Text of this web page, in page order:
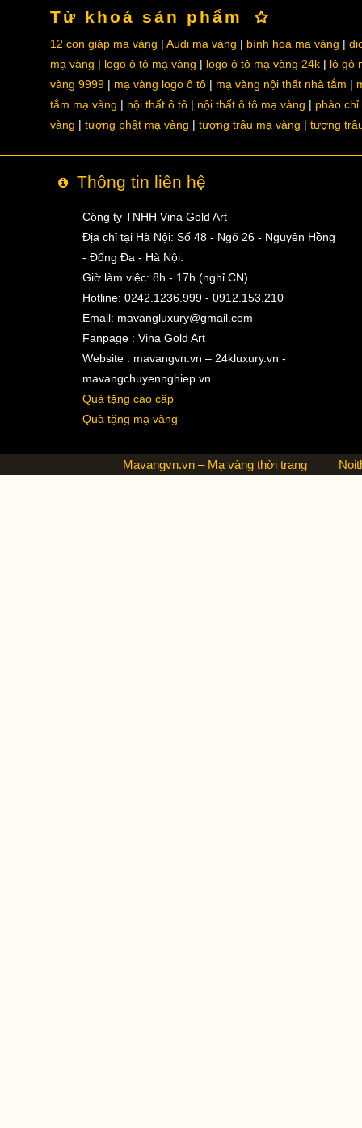
Từ khoá sản phẩm
12 con giáp mạ vàng Audi mạ vàng bình hoa mạ vàng
mạ vàng
logo ô tô mạ vàng logo ô tô mạ vàng 24k
lô gô
vàng 9999
mạ vàng logo ô tô mạ vàng nội thất nhà tắm
tắm mạ vàng
nội thất ô tô nội thất ô tô mạ vàng
phào chỉ
vàng
tượng phật mạ vàng tượng trâu mạ vàng tượng
Thông tin liên hệ
Công ty TNHH Vina Gold Art
Địa chỉ tại Hà Nội: Số 48 - Ngõ 26 - Nguyên Hồng
- Đống Đa - Hà Nội.
Giờ làm việc: 8h - 17h (nghỉ CN)
Hotline: 0242.1236.999 - 0912.153.210
Email: mavangluxury@gmail.com
Fanpage : Vina Gold Art
Website : mavangvn.vn – 24kluxury.vn -
mavangchuyennghiep.vn
Quà tặng cao cấp
Quà tặng mạ vàng
Mavangvn.vn – Mạ vàng thời trang